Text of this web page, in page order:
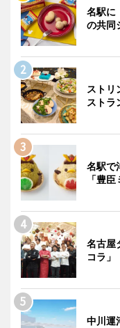
名駅に
の共同
スト
ストラ
名駅で
「豊
名古屋
コラ
中川運